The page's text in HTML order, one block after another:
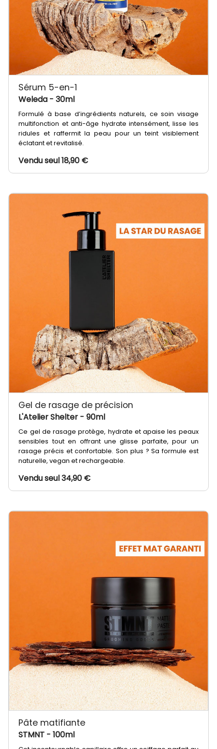
Sérum 5-en-1
Weleda - 30ml
Formulé à base d’ingrédients naturels, ce soin visage
multifonction et anti-âge hydrate intensément, lisse les
ridules et raffermit la peau pour un teint visiblement
éclatant et revitalisé.
Vendu seul 18,90 €
Gel de rasage de précision
L'Atelier Shelter - 90ml
Ce gel de rasage protège, hydrate et apaise les peaux
sensibles tout en offrant une glisse parfaite, pour un
rasage précis et confortable. Son plus ? Sa formule est
naturelle, vegan et rechargeable.
Vendu seul 34,90 €
Pâte matifiante
STMNT - 100ml